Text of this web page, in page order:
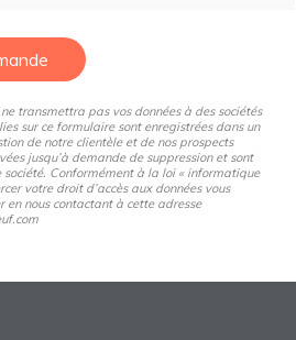
transmettra pas vos données à des sociétés
sur ce formulaire sont enregistrées dans un
de notre clientèle et de nos prospects
jusqu’à demande de suppression et sont
société. Conformément à la loi « informatique
votre droit d’accès aux données vous
en nous contactant à cette adresse